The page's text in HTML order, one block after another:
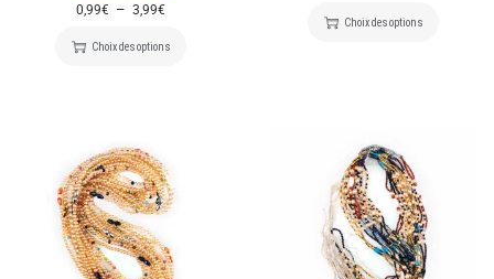
0,99€ – 3,99€
Choix des options
Choix des options